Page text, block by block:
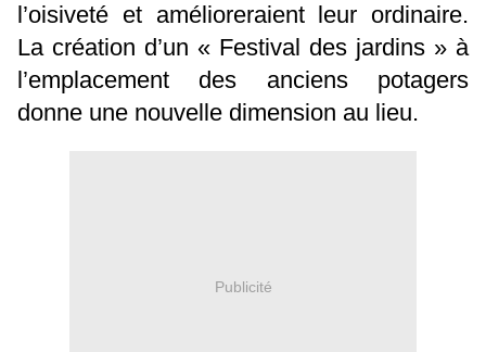
l’oisiveté et amélioreraient leur ordinaire.
La création d’un « Festival des jardins » à
l’emplacement des anciens potagers
donne une nouvelle dimension au lieu.
Publicité